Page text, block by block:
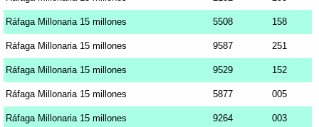
Ráfaga Millonaria 15 millones 5508 158
Ráfaga Millonaria 15 millones 9587 251
Ráfaga Millonaria 15 millones 9529 152
Ráfaga Millonaria 15 millones 5877 005
Ráfaga Millonaria 15 millones 9264 003